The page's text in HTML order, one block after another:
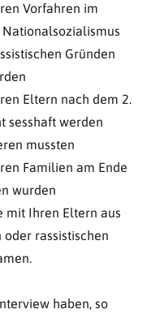
Vorfahren im
Gründen
Eltern nach dem 2.
sesshaft werden
mussten
Familien am Ende
wurden
mit Ihren Eltern aus
rassistischen
haben, so